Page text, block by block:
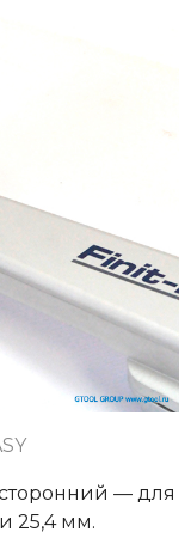
— для
25,4 мм.